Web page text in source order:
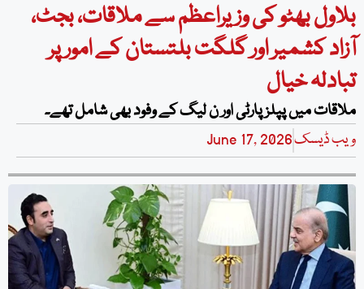
بلاول بھٹو کی وزیراعظم سے ملاقات، بجٹ،
آزاد کشمیر اور گلگت بلتستان کے امور پر
تبادلہ خیال
ملاقات میں پپلزپارٹی اور ن لیگ کے وفود بھی شامل تھے۔
ویب ڈیسکJune 17, 2026